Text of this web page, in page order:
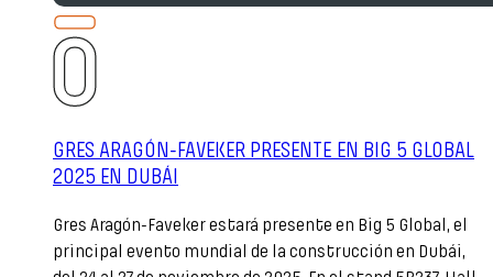
GRES ARAGÓN-FAVEKER PRESENTE EN BIG 5 GLOBAL
2025 EN DUBÁI
Gres Aragón-Faveker estará presente en Big 5 Global, el
principal evento mundial de la construcción en Dubái,